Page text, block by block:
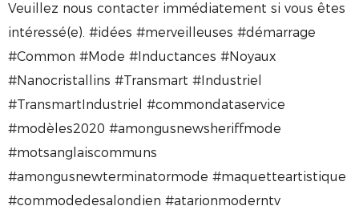
Veuillez nous contacter immédiatement si vous êtes
intéressé(e). #idées #merveilleuses #démarrage
#Common #Mode #Inductances #Noyaux
#Nanocristallins #Transmart #Industriel
#TransmartIndustriel #commondataservice
#modèles2020 #amongusnewsheriffmode
#motsanglaiscommuns
#amongusnewterminatormode #maquetteartistique
#commodedesalondien #atarionmoderntv